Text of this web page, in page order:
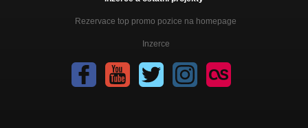
Rezervace top promo pozice na homepage
Inzerce